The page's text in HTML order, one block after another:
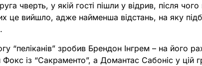
чверть, у якій гості пішли у відрив, після
це вийшло, адже найменша відстань, на яку
“пеліканів” зробив Брендон Інгрем – на його
із “Сакраменто”, а Домантас Сабоніс у цій